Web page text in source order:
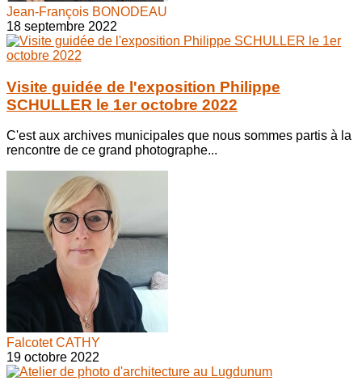
Jean-François BONODEAU
18 septembre 2022
Visite guidée de l'exposition Philippe
SCHULLER le 1er octobre 2022
C'est aux archives municipales que nous sommes partis à la
rencontre de ce grand photographe...
Falcotet CATHY
19 octobre 2022